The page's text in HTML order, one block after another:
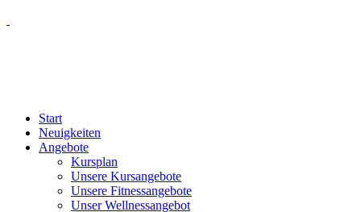
Start
Neuigkeiten
Angebote
Kursplan
Unsere Kursangebote
Unsere Fitnessangebote
Unser Wellnessangebot